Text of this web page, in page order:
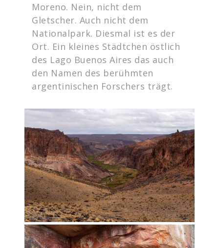
Moreno. Nein, nicht dem
Gletscher. Auch nicht dem
Nationalpark. Diesmal ist es der
Ort. Ein kleines Städtchen östlich
des Lago Buenos Aires das auch
den Namen des berühmten
argentinischen Forschers trägt.